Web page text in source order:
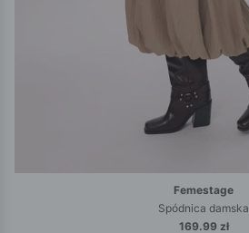
Femestage
Spódnica damska
169.99 zł